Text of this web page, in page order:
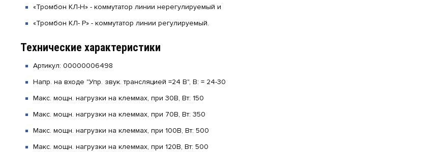
«Тромбон КЛ-Н» - коммутатор линии нерегулируемый и
«Тромбон КЛ- Р» - коммутатор линии регулируемый.
Технические характеристики
Артикул: 00000006498
Напр. на входе "Упр. звук. трансляцией =24 В", В: = 24-30
Макс. мощн. нагрузки на клеммах, при 30В, Вт: 150
Макс. мощн. нагрузки на клеммах, при 70В, Вт: 350
Макс. мощн. нагрузки на клеммах, при 100В, Вт: 500
Макс. мощн. нагрузки на клеммах, при 120В, Вт: 500